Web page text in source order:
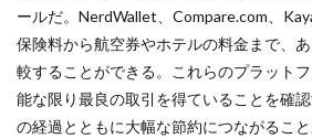
ールだ。NerdWallet、Compare.com、
保険料から航空券やホテルの料金まで、
較することができる。これらのプラット
能な限り最良の取引を得ていることを確
の経過とともに大幅な節約につながること